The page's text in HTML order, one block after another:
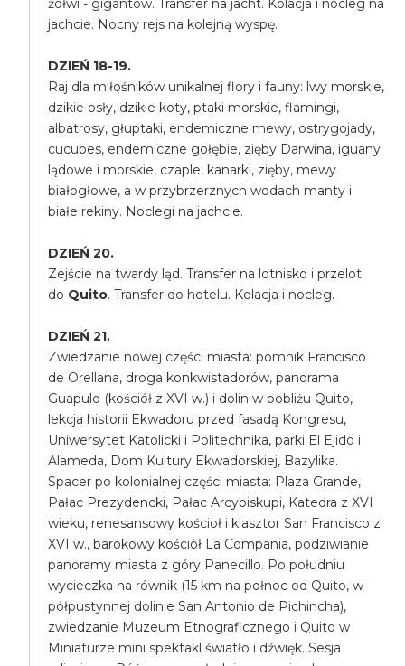
żołwi - gigantów. Transfer na jacht. Kolacja i nocleg na
jachcie. Nocny rejs na kolejną wyspę.
DZIEŃ 18-19.
Raj dla miłośników unikalnej flory i fauny: lwy morskie,
dzikie osły, dzikie koty, ptaki morskie, flamingi,
albatrosy, głuptaki, endemiczne mewy, ostrygojady,
cucubes, endemiczne gołębie, zięby Darwina, iguany
lądowe i morskie, czaple, kanarki, zięby, mewy
białogłowe, a w przybrzerznych wodach manty i
białe rekiny. Noclegi na jachcie.
DZIEŃ 20.
Zejście na twardy ląd. Transfer na lotnisko i przelot
do Quito. Transfer do hotelu. Kolacja i nocleg.
DZIEŃ 21.
Zwiedzanie nowej części miasta: pomnik Francisco
de Orellana, droga konkwistadorów, panorama
Guapulo (kościół z XVI w.) i dolin w pobliżu Quito,
lekcja historii Ekwadoru przed fasadą Kongresu,
Uniwersytet Katolicki i Politechnika, parki El Ejido i
Alameda, Dom Kultury Ekwadorskiej, Bazylika.
Spacer po kolonialnej części miasta: Plaza Grande,
Pałac Prezydencki, Pałac Arcybiskupi, Katedra z XVI
wieku, renesansowy kościoł i klasztor San Francisco z
XVI w., barokowy kościół La Compania, podziwianie
panoramy miasta z góry Panecillo. Po południu
wycieczka na równik (15 km na połnoc od Quito, w
półpustynnej dolinie San Antonio de Pichincha),
zwiedzanie Muzeum Etnograficznego i Quito w
Miniaturze mini spektakl światło i dźwięk. Sesja